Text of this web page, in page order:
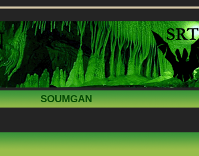
SOUMGAN